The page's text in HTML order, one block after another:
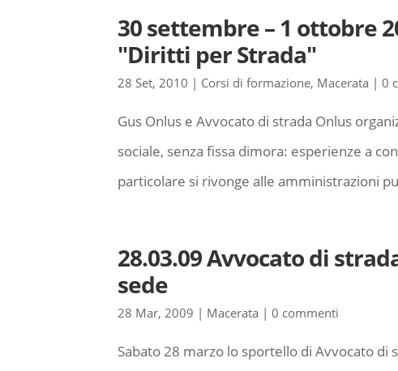
30 settembre – 1 ottobre
"Diritti per Strada"
28 Set, 2010 | Corsi di formazione, Macerata | 0
Gus Onlus e Avvocato di strada Onlus
sociale, senza fissa dimora: esperienze a
particolare si rivonge alle amministrazioni
28.03.09 Avvocato di
sede
28 Mar, 2009 | Macerata | 0 commenti
Sabato 28 marzo lo sportello di Avvocato di